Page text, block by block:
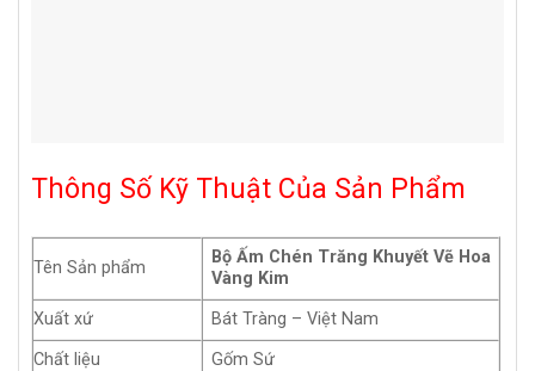
Thông Số Kỹ Thuật Của Sản Phẩm
Tên Sản phẩm
Bộ Ấm Chén Trăng Khuyết Vẽ Hoa
Vàng Kim
Xuất xứ
Bát Tràng – Việt Nam
Chất liệu
Gốm Sứ